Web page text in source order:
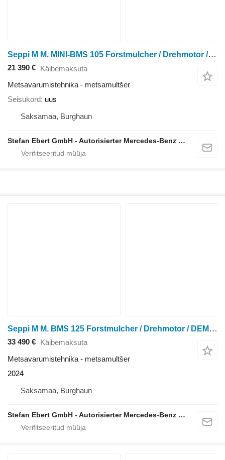
Seppi M M. MINI-BMS 105 Forstmulcher / Drehmotor / MS08 /
21 390 € Käibemaksuta
Metsavarumistehnika - metsamultšer
Seisukord uus
Saksamaa, Burghaun
Stefan Ebert GmbH - Autorisierter Mercedes-Benz Servicepartner
Seppi M M. BMS 125 Forstmulcher / Drehmotor / DEMO / 2024
33 490 € Käibemaksuta
Metsavarumistehnika - metsamultšer
2024
Saksamaa, Burghaun
Stefan Ebert GmbH - Autorisierter Mercedes-Benz Servicepartner